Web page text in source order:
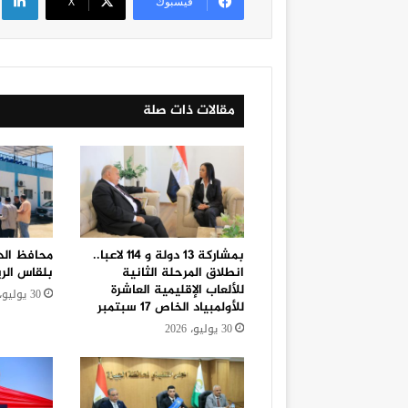
مقالات ذات صلة
بمشاركة 13 دولة و ١١٤ لاعبا..
انطلاق المرحلة الثانية
للألعاب الإقليمية العاشرة
للأولمبياد الخاص 17 سبتمبر
30 يوليو، 2026
محافظ
بلقاس
30 يوليو، 2026